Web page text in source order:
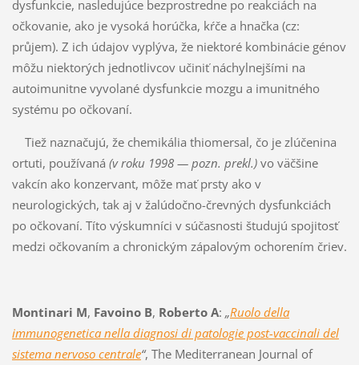
dysfunkcie, nasledujúce bezprostredne po reakciách na
očkovanie, ako je vysoká horúčka, kŕče a hnačka (cz:
průjem). Z ich údajov vyplýva, že niektoré kombinácie génov
môžu niektorých jednotlivcov učiniť náchylnejšími na
autoimunitne vyvolané dysfunkcie mozgu a imunitného
systému po očkovaní.
Tiež naznačujú, že chemikália thiomersal, čo je zlúčenina
ortuti, používaná (v roku 1998 — pozn. prekl.)vo väčšine
vakcín ako konzervant, môže mať prsty ako v
neurologických, tak aj v žalúdoč­no-črevných dysfunkciách
po očkovaní. Títo výskumníci v súčasnosti študujú spojitosť
medzi oč­ko­vaním a chronickým zápalovým ochorením čriev.
Montinari M, Favoino B, Roberto A: „Ruolo della
immunogenetica nella diagnosi di patologie post-vaccinali del
sistema nervoso centrale“, The Mediterranean Journal of